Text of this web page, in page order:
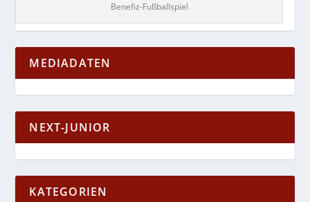
Benefiz-Fußballspiel
MEDIADATEN
NEXT-JUNIOR
KATEGORIEN